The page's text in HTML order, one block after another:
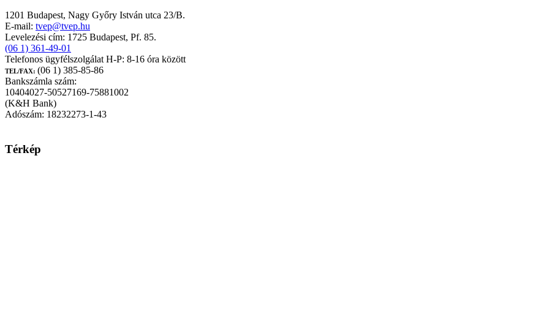
1201 Budapest, Nagy Győry István utca 23/B.
E-mail: tvep@tvep.hu
Levelezési cím: 1725 Budapest, Pf. 85.
(06 1) 361-49-01
Telefonos ügyfélszolgálat H-P: 8-16 óra között
TEL/FAX: (06 1) 385-85-86
Bankszámla szám:
10404027-50527169-75881002
(K&H Bank)
Adószám: 18232273-1-43
Térkép